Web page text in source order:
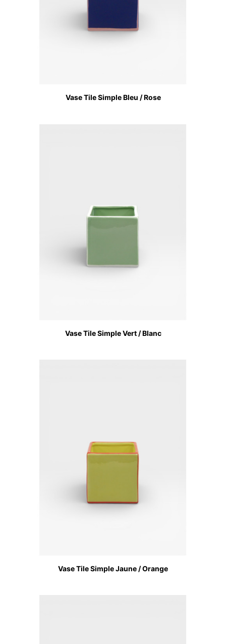
Vase Tile Simple Bleu / Rose
Vase Tile Simple Vert / Blanc
Vase Tile Simple Jaune / Orange